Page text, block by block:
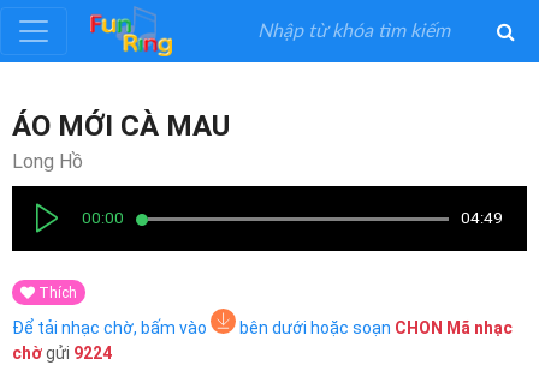
Đăng
ký
nhập
Thể
Loại
ÁO MỚI CÀ MAU
Long Hồ
00:00 04:49
Thích
Để tải nhạc chờ, bấm vào bên dưới hoặc soạn CHON Mã nhạc
chờgửi 9224